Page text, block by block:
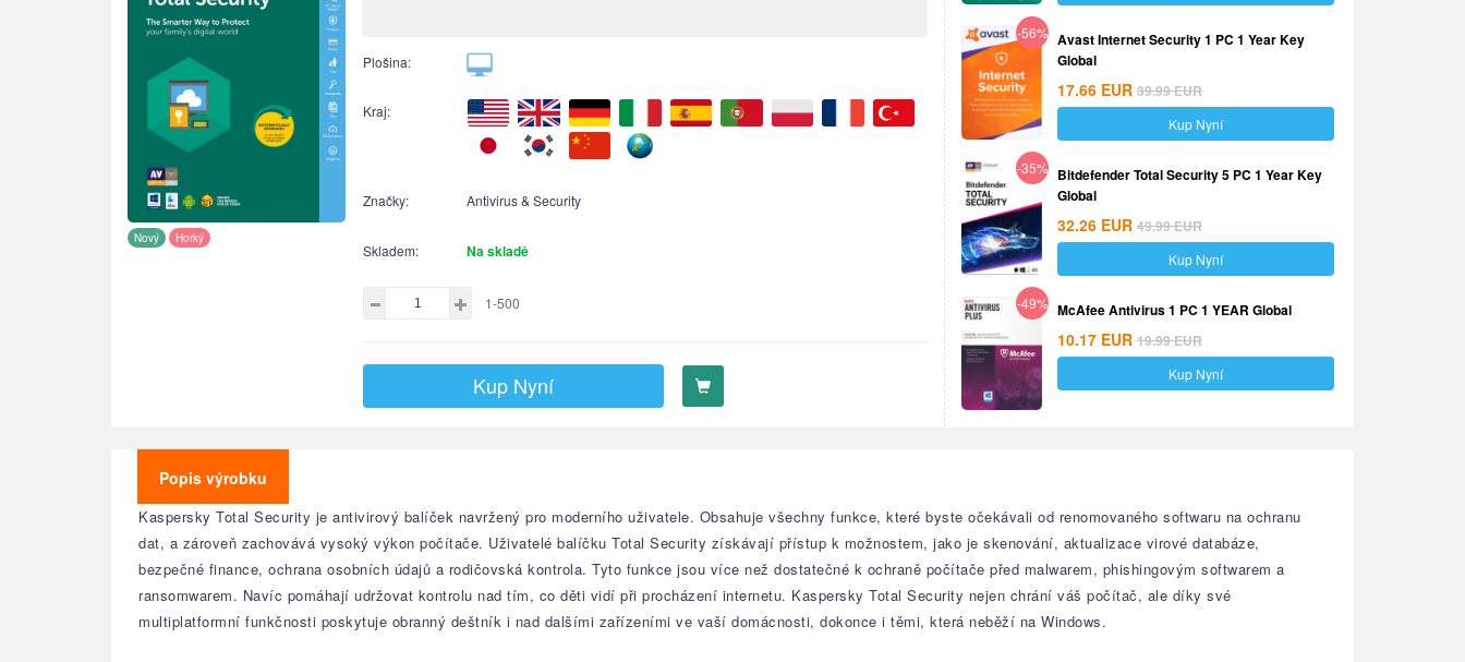
Nový Horký
Plošina:
Kraj:
Značky: Antivirus & Security
Skladem: Na skladě
1-500
Kup Nyní
-56% Avast Internet Security 1 PC 1 Year Key
Global
17.66 EUR 39.99EUR
Kup Nyní
-35% Bitdefender Total Security 5 PC 1 Year Key
Global
32.26 EUR 49.99EUR
Kup Nyní
-49% McAfee Antivirus 1 PC 1 YEAR Global
10.17 EUR 19.99EUR
Kup Nyní
Popis výrobku
Kaspersky Total Security je antivirový balíček navržený pro moderního uživatele. Obsahuje všechny funkce, které byste očekávali od renomovaného softwaru na ochranu
dat, a zároveň zachovává vysoký výkon počítače. Uživatelé balíčku Total Security získávají přístup k možnostem, jako je skenování, aktualizace virové databáze,
bezpečné finance, ochrana osobních údajů a rodičovská kontrola. Tyto funkce jsou více než dostatečné k ochraně počítače před malwarem, phishingovým softwarem a
ransomwarem. Navíc pomáhají udržovat kontrolu nad tím, co děti vidí při procházení internetu. Kaspersky Total Security nejen chrání váš počítač, ale díky své
multiplatformní funkčnosti poskytuje obranný deštník i nad dalšími zařízeními ve vaší domácnosti, dokonce i těmi, která neběží na Windows.